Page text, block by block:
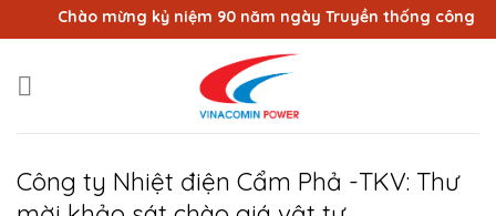
qua
dung
Chào mừng kỷ niệm 90 năm ngày Truyền thống công
Công ty Nhiệt điện Cẩm Phả -TKV: Thư